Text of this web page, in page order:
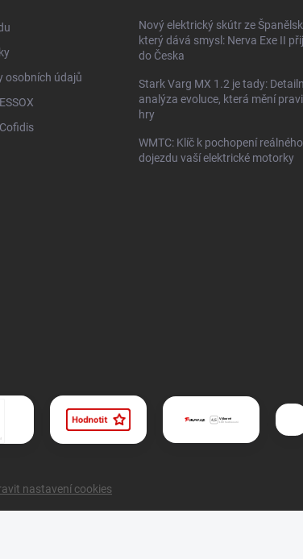
osobních údajů
Nový elektrický skútr ze
který dává smysl: Nerva Exe II
do Česka
Stark Varg MX 1.2 je tady:
analýza evoluce, která mění
hry
WMTC: Klíč k pochopení reálného
dojezdu vaší elektrické motorky
nastavení cookies